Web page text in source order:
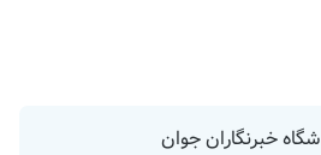
خبرنگاران جوان